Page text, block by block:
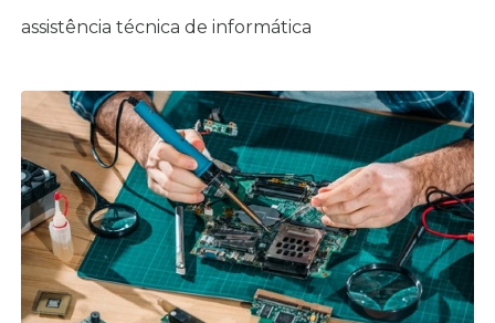
assistência técnica de informática